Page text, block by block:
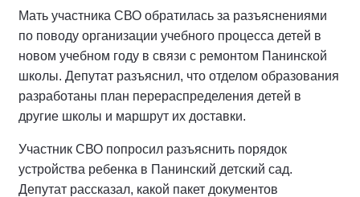
Мать участника СВО обратилась за разъяснениями
по поводу организации учебного процесса детей в
новом учебном году в связи с ремонтом Панинской
школы. Депутат разъяснил, что отделом образования
разработаны план перераспределения детей в
другие школы и маршрут их доставки.
Участник СВО попросил разъяснить порядок
устройства ребенка в Панинский детский сад.
Депутат рассказал, какой пакет документов